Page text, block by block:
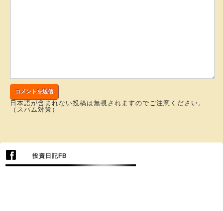
日本語が含まれない投稿は無視されますのでご注意ください。
（スパム対策）
投資日記FB